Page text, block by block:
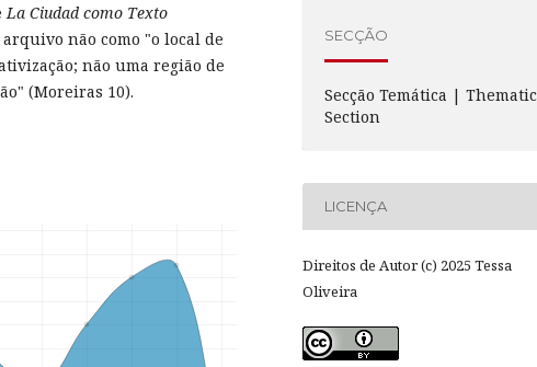
La Ciudad como Texto
não como "o local de
não uma região de
(Moreiras 10).
SECÇÃO
Secção Temática | Thematic
Section
LICENÇA
Direitos de Autor (c) 2025 Tessa
Oliveira